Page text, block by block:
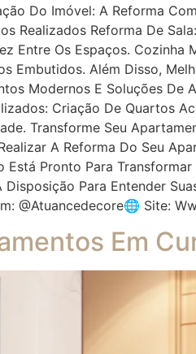
Do Imóvel: A Reforma
Realizados Reforma De
Entre Os Espaços.
Embutidos. Além Disso,
Modernos E Soluções
Criação De Quartos
Transforme Seu
A Reforma Do Seu
Pronto Para
Para Entender
@atuancedecore🌐 Site:
Em